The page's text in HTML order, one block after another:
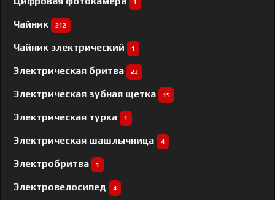
1
Чайник 212
Чайник электрический 1
Электрическая бритва 23
Электрическая зубная щетка 15
Электрическая турка 1
Электрическая шашлычница 4
Электробритва 1
Электровелосипед 4